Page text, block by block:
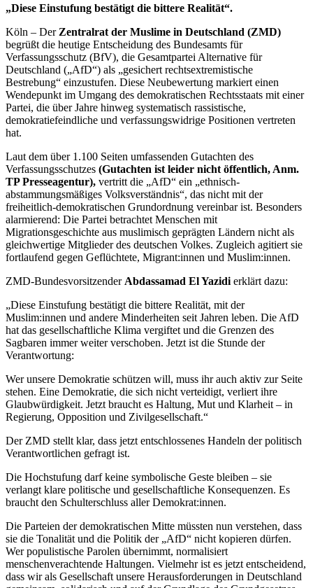
„Diese Einstufung bestätigt die bittere Realität“.
Köln – Der Zentralrat der Muslime in Deutschland (ZMD)
begrüßt die heutige Entscheidung des Bundesamts für
Verfassungsschutz (BfV), die Gesamtpartei Alternative für
Deutschland („AfD“) als „gesichert rechtsextremistische
Bestrebung“ einzustufen. Diese Neubewertung markiert einen
Wendepunkt im Umgang des demokratischen Rechtsstaats mit einer
Partei, die über Jahre hinweg systematisch rassistische,
demokratiefeindliche und verfassungswidrige Positionen vertreten
hat.
Laut dem über 1.100 Seiten umfassenden Gutachten des
Verfassungsschutzes (Gutachten ist leider nicht öffentlich, Anm.
TP Presseagentur), vertritt die „AfD“ ein „ethnisch-
abstammungsmäßiges Volksverständnis“, das nicht mit der
freiheitlich-demokratischen Grundordnung vereinbar ist. Besonders
alarmierend: Die Partei betrachtet Menschen mit
Migrationsgeschichte aus muslimisch geprägten Ländern nicht als
gleichwertige Mitglieder des deutschen Volkes. Zugleich agitiert sie
fortlaufend gegen Geflüchtete, Migrant:innen und Muslim:innen.
ZMD-Bundesvorsitzender Abdassamad El Yazidi erklärt dazu:
„Diese Einstufung bestätigt die bittere Realität, mit der
Muslim:innen und andere Minderheiten seit Jahren leben. Die AfD
hat das gesellschaftliche Klima vergiftet und die Grenzen des
Sagbaren immer weiter verschoben. Jetzt ist die Stunde der
Verantwortung:
Wer unsere Demokratie schützen will, muss ihr auch aktiv zur Seite
stehen. Eine Demokratie, die sich nicht verteidigt, verliert ihre
Glaubwürdigkeit. Jetzt braucht es Haltung, Mut und Klarheit – in
Regierung, Opposition und Zivilgesellschaft.“
Der ZMD stellt klar, dass jetzt entschlossenes Handeln der politisch
Verantwortlichen gefragt ist.
Die Hochstufung darf keine symbolische Geste bleiben – sie
verlangt klare politische und gesellschaftliche Konsequenzen. Es
braucht den Schulterschluss aller Demokrat:innen.
Die Parteien der demokratischen Mitte müssten nun verstehen, dass
sie die Tonalität und die Politik der „AfD“ nicht kopieren dürfen.
Wer populistische Parolen übernimmt, normalisiert
menschenverachtende Haltungen. Vielmehr ist es jetzt entscheidend,
dass wir als Gesellschaft unsere Herausforderungen in Deutschland